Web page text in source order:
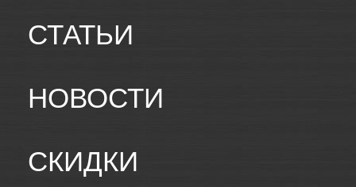
СТАТЬИ
НОВОСТИ
СКИДКИ